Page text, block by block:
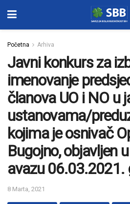
Početna Arhiva
Javni konkurs za
imenovanje
članova UO i NO u
ustanovama/
kojima je osnivač
Bugojno, objavljen
avazu 06.03.2021.
8 Marta, 2021